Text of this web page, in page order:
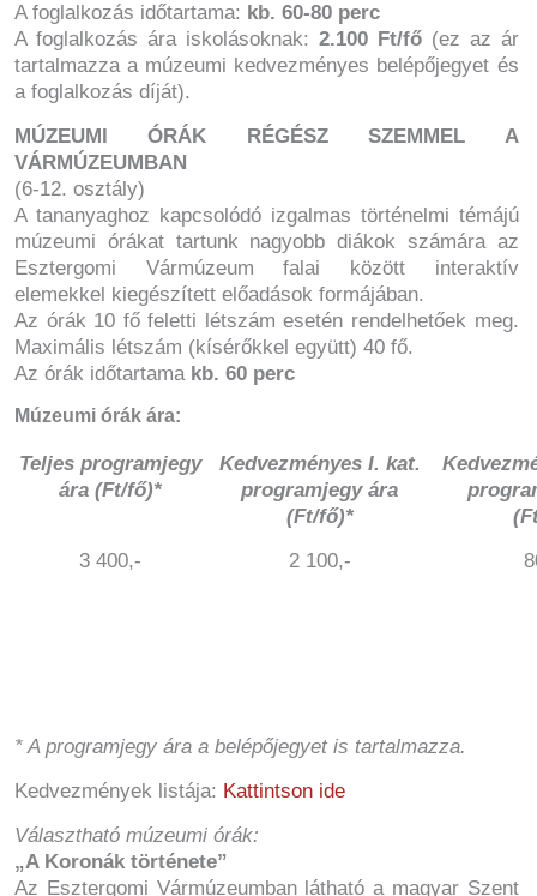
A foglalkozás időtartama: kb. 60-80 perc
A foglalkozás ára iskolásoknak: 2.100 Ft/fő(ez az ár
tartalmazza a múzeumi kedvezményes belépőjegyet és
a foglalkozás díját).
MÚZEUMI ÓRÁK RÉGÉSZ SZEMMEL A
VÁRMÚZEUMBAN
(6-12. osztály)
A tananyaghoz kapcsolódó izgalmas történelmi témájú
múzeumi órákat tartunk nagyobb diákok számára az
Esztergomi Vármúzeum falai között interaktív
elemekkel kiegészített előadások formájában.
Az órák 10 fő feletti létszám esetén rendelhetőek meg.
Maximális létszám (kísérőkkel együtt) 40 fő.
Az órák időtartama kb. 60 perc
Múzeumi órák ára:
Teljes programjegy
ára (Ft/fő)*
Kedvezményes I. kat.
programjegy ára
(Ft/fő)*
3 400,-
2 100,-
* A programjegy ára a belépőjegyet is tartalmazza.
Kedvezmények listája: Kattintson ide
Választható múzeumi órák:
„A Koronák története”
Az Esztergomi Vármúzeumban látható a magyar Szent